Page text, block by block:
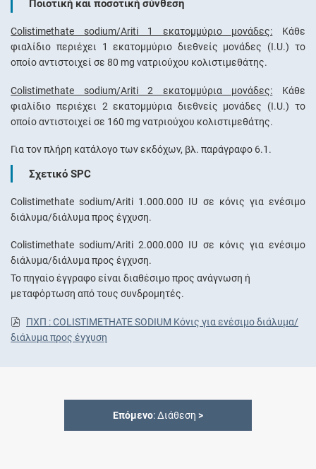
Ποιοτική και ποσοτική σύνθεση
Colistimethate sodium/Ariti 1 εκατομμύριο μονάδες: Κάθε
φιαλίδιο περιέχει 1 εκατομμύριο διεθνείς μονάδες (I.U.) το
οποίο αντιστοιχεί σε 80 mg νατριούχου κολιστιμεθάτης.
Colistimethate sodium/Ariti 2 εκατομμύρια μονάδες: Κάθε
φιαλίδιο περιέχει 2 εκατομμύρια διεθνείς μονάδες (I.U.) το
οποίο αντιστοιχεί σε 160 mg νατριούχου κολιστιμεθάτης.
Για τον πλήρη κατάλογο των εκδόχων, βλ. παράγραφο 6.1.
Σχετικό SPC
Colistimethate sodium/Ariti 1.000.000 IU σε κόνις για ενέσιμο
διάλυμα/διάλυμα προς έγχυση.
Colistimethate sodium/Ariti 2.000.000 IU σε κόνις για ενέσιμο
διάλυμα/διάλυμα προς έγχυση.
Το πηγαίο έγγραφο είναι διαθέσιμο προς ανάγνωση ή
μεταφόρτωση από τους συνδρομητές.
ΠΧΠ : COLISTIMETHATE SODIUM Κόνις για ενέσιμο διάλυμα/
διάλυμα προς έγχυση
Επόμενο: Διάθεση >